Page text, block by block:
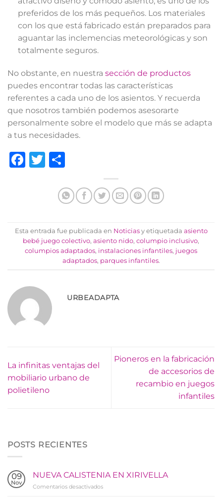
preferidos de los más pequeños. Los materiales
con los que está fabricado están preparados para
aguantar las inclemencias meteorológicas y son
totalmente seguros.
No obstante, en nuestra sección de productos
puedes encontrar todas las características
referentes a cada uno de los asientos. Y recuerda
que nosotros también podemos asesorarte
personalmente sobre el modelo que más se adapta
a tus necesidades.
Facebook
Twitter
Esta entrada fue publicada en Noticiasy etiquetada asiento
bebé juego colectivo, asiento nido, columpio inclusivo,
columpios adaptados, instalaciones infantiles, juegos
adaptados, parques infantiles.
URBEADAPTA
La infinitas ventajas del
mobiliario urbano de
polietileno
Pioneros en la fabricación
de accesorios de
recambio en juegos
infantiles
POSTS RECIENTES
09
Nov
NUEVA CALISTENIA EN XIRIVELLA
Comentarios desactivadosen